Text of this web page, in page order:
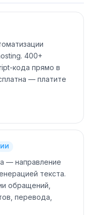
400+
кода прямо в
— платите
ИИ
— направление
текста.
обращений,
перевода,